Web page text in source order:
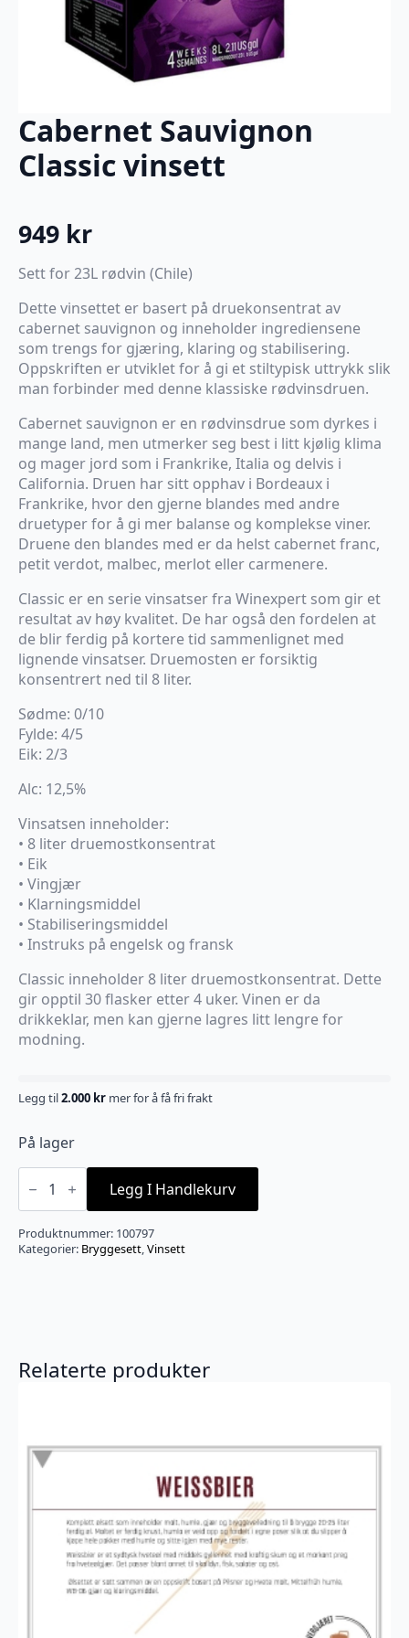
Cabernet Sauvignon
Classic vinsett
949 kr
Sett for 23L rødvin (Chile)
Dette vinsettet er basert på druekonsentrat av
cabernet sauvignon og inneholder ingrediensene
som trengs for gjæring, klaring og stabilisering.
Oppskriften er utviklet for å gi et stiltypisk uttrykk slik
man forbinder med denne klassiske rødvinsdruen.
Cabernet sauvignon er en rødvinsdrue som dyrkes i
mange land, men utmerker seg best i litt kjølig klima
og mager jord som i Frankrike, Italia og delvis i
California. Druen har sitt opphav i Bordeaux i
Frankrike, hvor den gjerne blandes med andre
druetyper for å gi mer balanse og komplekse viner.
Druene den blandes med er da helst cabernet franc,
petit verdot, malbec, merlot eller carmenere.
Classic er en serie vinsatser fra Winexpert som gir et
resultat av høy kvalitet. De har også den fordelen at
de blir ferdig på kortere tid sammenlignet med
lignende vinsatser. Druemosten er forsiktig
konsentrert ned til 8 liter.
Sødme: 0/10
Fylde: 4/5
Eik: 2/3
Alc: 12,5%
Vinsatsen inneholder:
• 8 liter druemostkonsentrat
• Eik
• Vingjær
• Klarningsmiddel
• Stabiliseringsmiddel
• Instruks på engelsk og fransk
Classic inneholder 8 liter druemostkonsentrat. Dette
gir opptil 30 flasker etter 4 uker. Vinen er da
drikkeklar, men kan gjerne lagres litt lengre for
modning.
Legg til2.000 kr mer for å få fri frakt
På lager
Cabernet
Sauvignon
vinsett
antall
Legg I Handlekurv
Produktnummer: 100797
Kategorier: Bryggesett,Vinsett
Relaterte produkter